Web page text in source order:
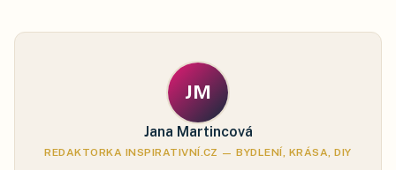
JM
Jana Martincová
REDAKTORKA INSPIRATIVNÍ.CZ — BYDLENÍ, KRÁSA, DIY